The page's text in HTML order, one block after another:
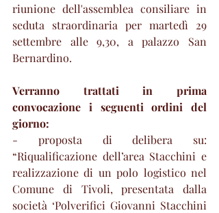
riunione dell'assemblea consiliare in
seduta straordinaria per martedì 29
settembre alle 9,30, a palazzo San
Bernardino.
Verranno trattati in prima
convocazione i seguenti ordini del
giorno:
- proposta di delibera su:
“Riqualificazione dell’area Stacchini e
realizzazione di un polo logistico nel
Comune di Tivoli, presentata dalla
società ‘Polverifici Giovanni Stacchini